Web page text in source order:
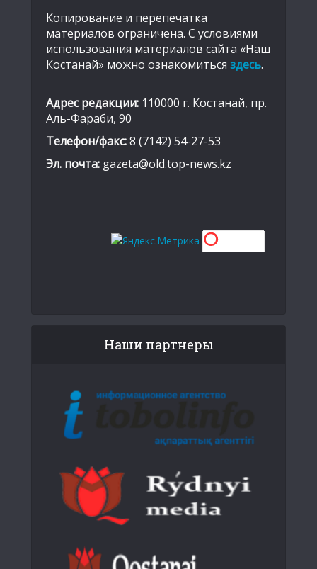
Копирование и перепечатка
материалов ограничена. С условиями
использования материалов сайта «Наш
Костанай» можно ознакомиться здесь.
Адрес редакции: 110000 г. Костанай, пр.
Аль-Фараби, 90
Телефон/факс:8 (7142) 54-27-53
Эл. почта: gazeta@old.top-news.kz
Наши партнеры